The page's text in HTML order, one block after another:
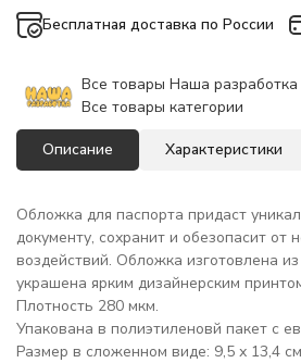
Бесплатная доставка по России
Все товары Наша разработка
Все товары категории
Описание Характеристики
Обложка для паспорта придаст
документу, сохранит и обезопасит от
воздействий. Обложка изготовлена
украшена ярким дизайнерским
Плотность 280 мкм.
Упакована в полиэтиленовй пакет с
Размер в сложенном виде: 9,5 х 13,4